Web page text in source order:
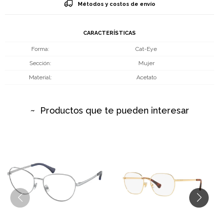
Métodos y costos de envío
CARACTERÍSTICAS
Forma Cat-Eye
Sección Mujer
Material Acetato
Productos que te pueden interesar